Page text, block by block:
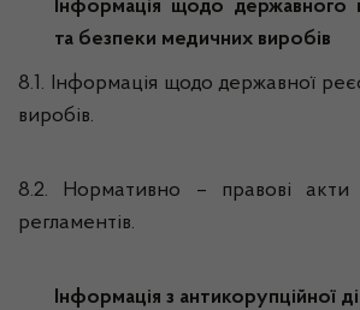
Інформація щодо державного
та безпеки медичних виробів
8.1. Інформація щодо державної
виробів.
8.2. Нормативно – правові акти
регламентів.
Інформація з антикорупційної